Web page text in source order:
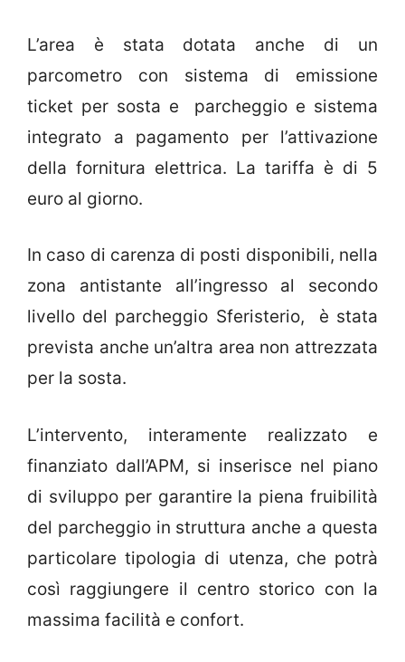
L’area è stata dotata anche di un
parcometro con sistema di emissione
ticket per sosta e parcheggio e sistema
integrato a pagamento per l’attivazione
della fornitura elettrica. La tariffa è di 5
euro al giorno.
In caso di carenza di posti disponibili, nella
zona antistante all’ingresso al secondo
livello del parcheggio Sferisterio, è stata
prevista anche un’altra area non attrezzata
per la sosta.
L’intervento, interamente realizzato e
finanziato dall’APM, si inserisce nel piano
di sviluppo per garantire la piena fruibilità
del parcheggio in struttura anche a questa
particolare tipologia di utenza, che potrà
così raggiungere il centro storico con la
massima facilità e confort.